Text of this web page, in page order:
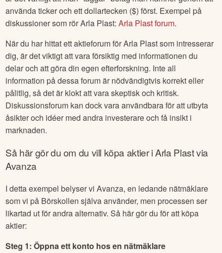
använda ticker och ett dollartecken ($) först. Exempel på
diskussioner som rörArla Plast:Arla Plastforum.
När du har hittat ett aktieforum förArla Plastsom intresserar
dig, är det viktigt att vara försiktig med informationen du
delar och att göra din egen efterforskning. Inte all
information på dessa forum är nödvändigtvis korrekt eller
pålitlig, så det är klokt att vara skeptisk och kritisk.
Diskussionsforum kan dock vara användbara för att utbyta
åsikter och idéer med andra investerare och få insikt i
marknaden.
Så här gör du om du vill köpa aktier iArla Plastvia
Avanza
I detta exempel belyser vi Avanza, en ledande nätmäklare
som vi på Börskollen själva använder, men processen ser
likartad ut för andra alternativ. Så här gör du för att köpa
aktier:
Steg 1: Öppna ett konto hos en nätmäklare